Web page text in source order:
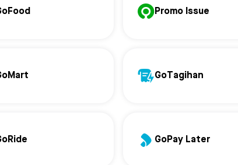
Promo Issue
GoTagihan
GoPay Later